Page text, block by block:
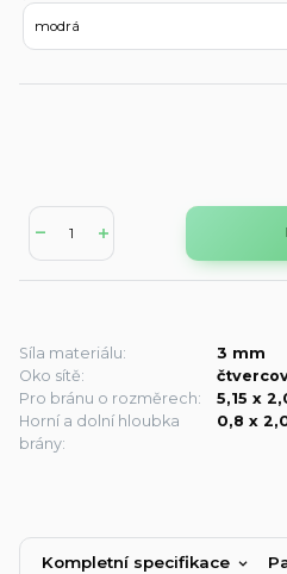
Síla materiálu:
3 mm
Oko sítě:
Pro bránu o rozměrech:
5,15 x
Horní a dolní hloubka
brány:
0,8 x
Kompletní specifikace